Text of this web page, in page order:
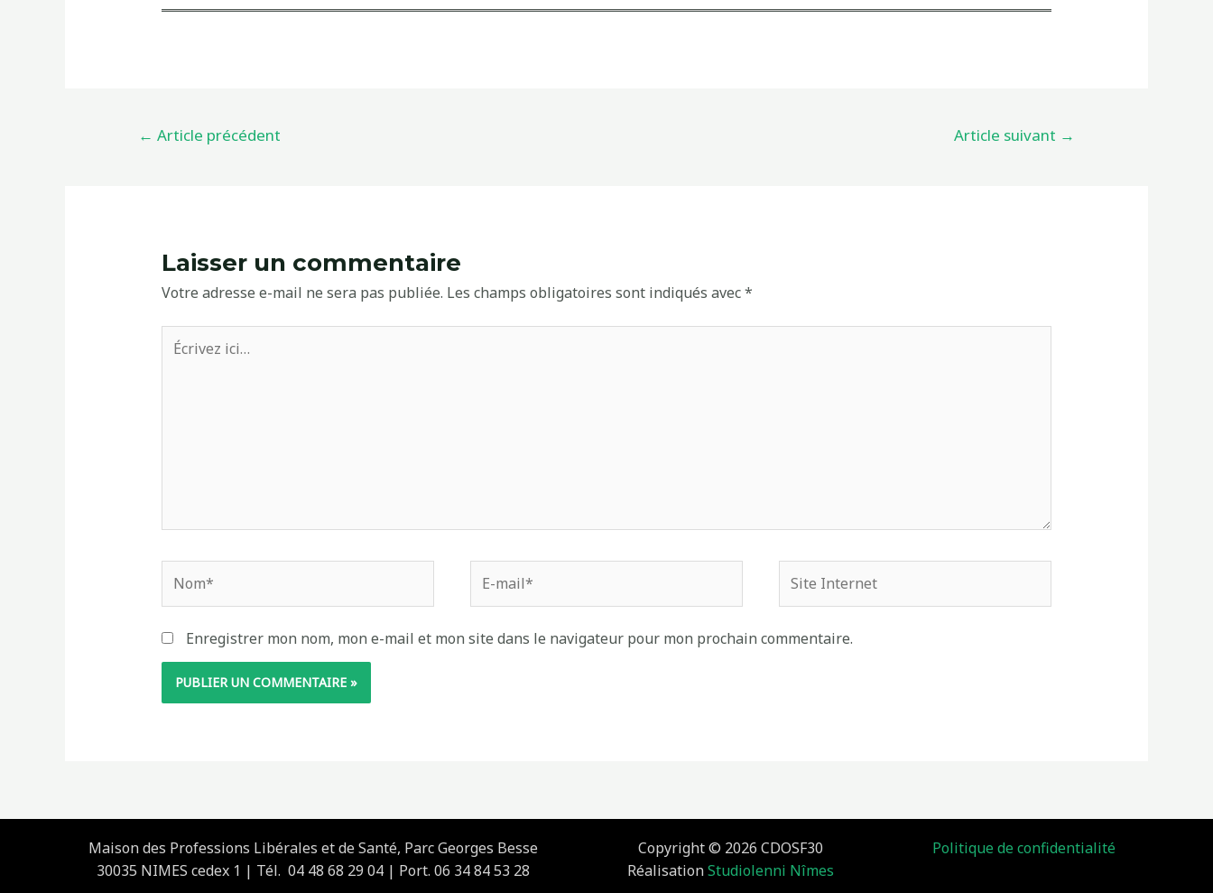
Navigation
← Article précédent Article suivant →
Laisser un commentaire
Votre adresse e-mail ne sera pas publiée. Les champs obligatoires sont indiqués avec*
Écrivez
ici…
mail*
Internet
Enregistrer mon nom, mon e-mail et mon site dans le navigateur pour mon prochain commentaire.
Maison des Professions Libérales et de Santé, Parc Georges Besse
30035 NIMES cedex 1 | Tél. 04 48 68 29 04 | Port. 06 34 84 53 28
Copyright © 2026 CDOSF30
RéalisationStudiolenni Nîmes
Politique de confidentialité